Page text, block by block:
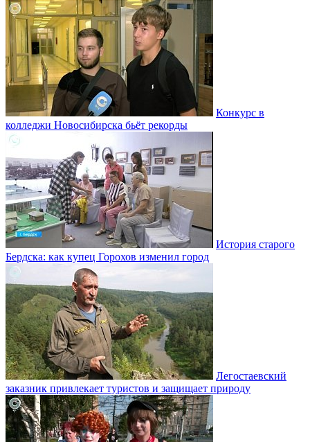
Конкурс в
колледжи Новосибирска бьёт рекорды
История старого
Бердска: как купец Горохов изменил город
Легостаевский
заказник привлекает туристов и защищает природу